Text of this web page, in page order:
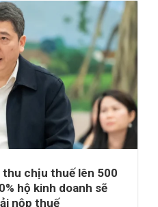
thu chịu thuế lên 500
hộ kinh doanh sẽ
nộp thuế